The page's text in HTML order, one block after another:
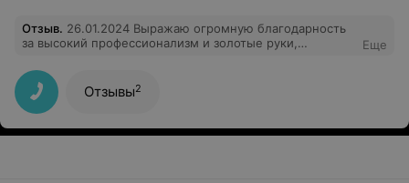
Отзыв. 26.01.2024 Выражаю огромную благодарность
за высокий профессионализм и золотые руки,
Еще
Отзывы2